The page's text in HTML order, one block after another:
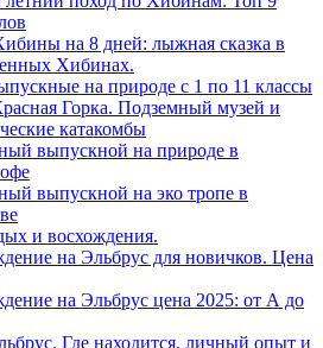
на 8 дней: лыжная сказка в
Хибинах.
на природе с 1 по 11 классы
Горка. Подземный музей и
катакомбы
выпускной на природе в
выпускной на эко тропе в
и восхождения.
на Эльбрус для новичков. Цена
на Эльбрус цена 2025: от А до
Где находится, личный опыт и